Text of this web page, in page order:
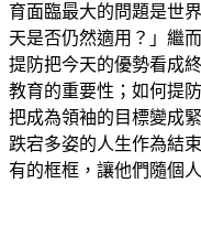
育面臨最大的問題是世
天是否仍然適用？」繼
提防把今天的優勢看成
教育的重要性；如何提
把成為領袖的目標變成
跌宕多姿的人生作為結
有的框框，讓他們隨個